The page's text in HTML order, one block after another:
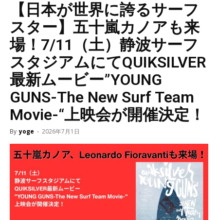
【日本が世界に誇るサーフ
スター】五十嵐カノアも来
場！7/11（土）静波サーフ
スタジアムにてQUIKSILVER
最新ムービー”YOUNG
GUNS-The New Surf Team
Movie-“上映会が開催決定！
By yoge - 2026年7月1日